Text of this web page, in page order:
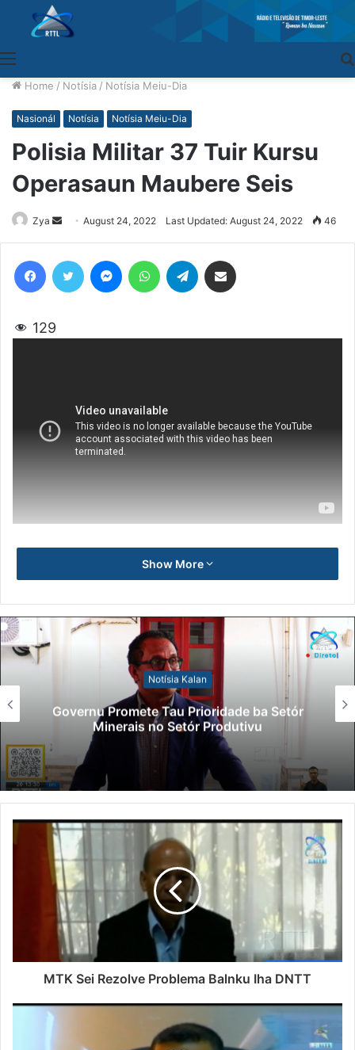
Home / Notísia / Notísia Meiu-Dia
Nasionál Notísia Notísia Meiu-Dia
Polisia Militar 37 Tuir Kursu
Operasaun Maubere Seis
Zya
Send
an
email
August 24, 2022 Last Updated: August 24, 2022 46
129
Show More
Notísia Kalan
Governu Promete Tau Prioridade ba Setór
Minerais no Setór Produtivu
MTK Sei Rezolve Problema Balnku Iha DNTT